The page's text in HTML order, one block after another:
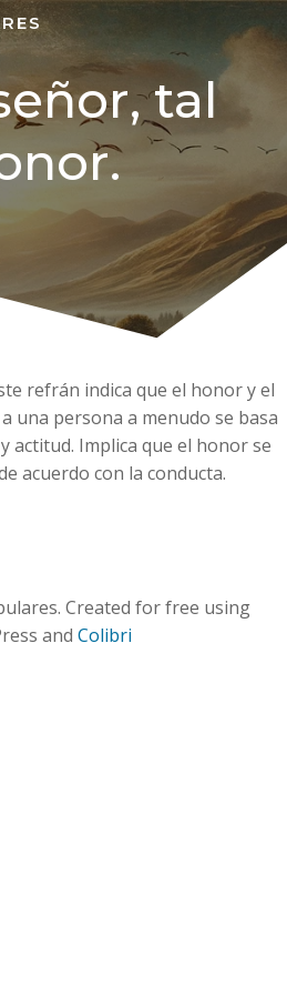
tal
refrán indica que el honor y el
una persona a menudo se basa
actitud. Implica que el honor se
acuerdo con la conducta.
Created for free using
and Colibri